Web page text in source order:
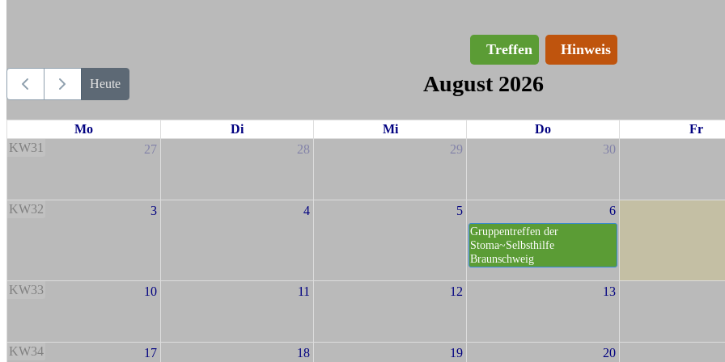
Treffen Hinweis
Heute August 2026
Mo Di Mi Do
Fr
KW31
27 28 29 30
KW32 3 4 5 6
Gruppentreffen der
Stoma~Selbsthilfe
Braunschweig
KW33 10 11 12 13
KW34 17 18 19 20